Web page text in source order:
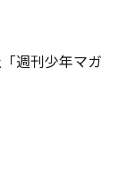
週刊少年マガ